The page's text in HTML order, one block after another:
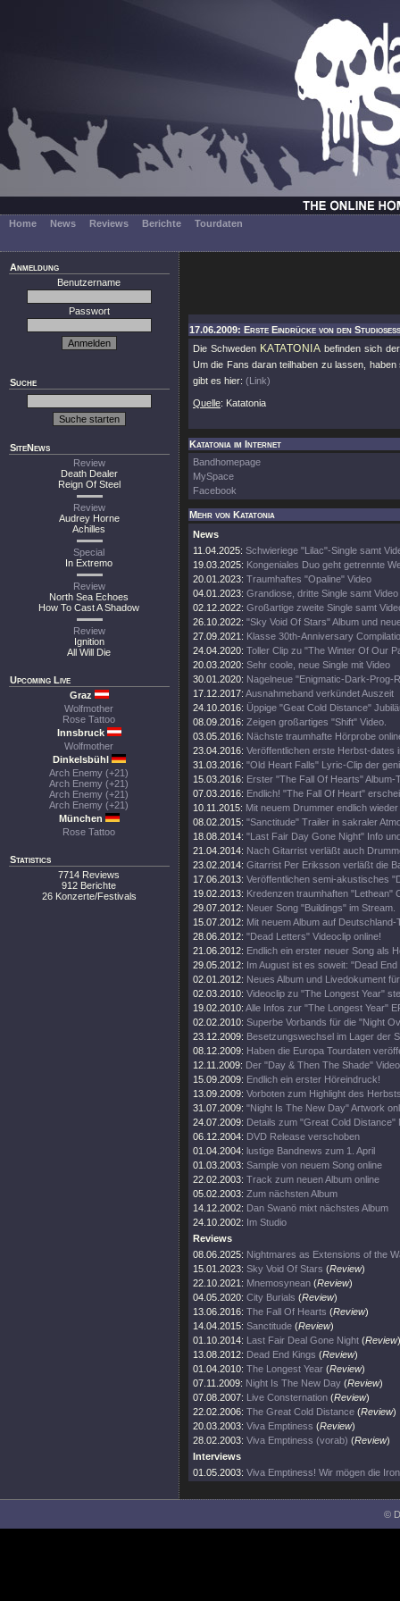
Home News Reviews Berichte Tourdaten
Anmeldung
Benutzername
Passwort
Suche
SiteNews
Review
Death Dealer
Reign Of Steel
Review
Audrey Horne
Achilles
Special
In Extremo
Review
North Sea Echoes
How To Cast A Shadow
Review
Ignition
All Will Die
Upcoming Live
Graz
Wolfmother
Rose Tattoo
Innsbruck
Wolfmother
Dinkelsbühl
Arch Enemy (+21)
Arch Enemy (+21)
Arch Enemy (+21)
Arch Enemy (+21)
München
Rose Tattoo
Statistics
7714 Reviews
912 Berichte
26 Konzerte/Festivals
17.06.2009: Erste Eindrücke von den
Die Schweden KATATONIA befinden sich
Um die Fans daran teilhaben zu lassen,
gibt es hier: (Link)
Quelle: Katatonia
Katatonia im Internet
Bandhomepage
MySpace
Facebook
Mehr von Katatonia
News
11.04.2025: Schwieriege "Lilac"-Single samt
19.03.2025: Kongeniales Duo geht getrennte
20.01.2023: Traumhaftes "Opaline" Video
04.01.2023: Grandiose, dritte Single samt Video
02.12.2022: Großartige zweite Single samt
26.10.2022: "Sky Void Of Stars" Album und
27.09.2021: Klasse 30th-Anniversary
24.04.2020: Toller Clip zu "The Winter Of Our
20.03.2020: Sehr coole, neue Single mit Video
30.01.2020: Nagelneue "Enigmatic-Dark-Prog-
17.12.2017: Ausnahmeband verkündet Auszeit
24.10.2016: Üppige "Geat Cold Distance"
08.09.2016: Zeigen großartiges "Shift" Video.
03.05.2016: Nächste traumhafte Hörprobe
23.04.2016: Veröffentlichen erste Herbst-dates
31.03.2016: "Old Heart Falls" Lyric-Clip der
15.03.2016: Erster "The Fall Of Hearts" Album-
07.03.2016: Endlich! "The Fall Of Heart"
10.11.2015: Mit neuem Drummer endlich
08.02.2015: "Sanctitude" Trailer in sakraler
18.08.2014: "Last Fair Day Gone Night" Info
21.04.2014: Nach Gitarrist verläßt auch
23.02.2014: Gitarrist Per Eriksson verläßt die
17.06.2013: Veröffentlichen semi-akustisches
19.02.2013: Kredenzen traumhaften "Lethean"
29.07.2012: Neuer Song "Buildings" im Stream.
15.07.2012: Mit neuem Album auf Deutschland-
28.06.2012: "Dead Letters" Videoclip online!
21.06.2012: Endlich ein erster neuer Song als
29.05.2012: Im August ist es soweit: "Dead
02.01.2012: Neues Album und Livedokument
02.03.2010: Videoclip zu "The Longest Year"
19.02.2010: Alle Infos zur "The Longest Year"
02.02.2010: Superbe Vorbands für die "Night
23.12.2009: Besetzungswechsel im Lager der
08.12.2009: Haben die Europa Tourdaten
12.11.2009: Der "Day & Then The Shade"
15.09.2009: Endlich ein erster Höreindruck!
13.09.2009: Vorboten zum Highlight des
31.07.2009: "Night Is The New Day" Artwork
24.07.2009: Details zum "Great Cold Distance"
06.12.2004: DVD Release verschoben
01.04.2004: lustige Bandnews zum 1. April
01.03.2003: Sample von neuem Song online
22.02.2003: Track zum neuen Album online
05.02.2003: Zum nächsten Album
14.12.2002: Dan Swanö mixt nächstes Album
24.10.2002: Im Studio
Reviews
08.06.2025: Nightmares as Extensions of the
15.01.2023: Sky Void Of Stars (Review)
22.10.2021: Mnemosynean (Review)
04.05.2020: City Burials (Review)
13.06.2016: The Fall Of Hearts (Review)
14.04.2015: Sanctitude (Review)
01.10.2014: Last Fair Deal Gone Night (Review)
13.08.2012: Dead End Kings (Review)
01.04.2010: The Longest Year (Review)
07.11.2009: Night Is The New Day (Review)
07.08.2007: Live Consternation (Review)
22.02.2006: The Great Cold Distance (Review)
20.03.2003: Viva Emptiness (Review)
28.02.2003: Viva Emptiness (vorab) (Review)
Interviews
01.05.2003: Viva Emptiness! Wir mögen die
©